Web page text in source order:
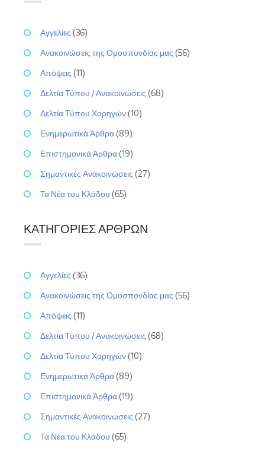
Αγγελίες (36)
Ανακοινώσεις της Ομοσπονδίας μας (56)
Απόψεις (11)
Δελτία Τύπου / Ανακοινώσεις (68)
Δελτία Τύπου Χορηγών (10)
Ενημερωτικά Άρθρα (89)
Επιστημονικά Άρθρα (19)
Σημαντικές Ανακοινώσεις (27)
Τα Νέα του Κλάδου (65)
ΚΑΤΗΓΟΡΊΕΣ ΆΡΘΡΩΝ
Αγγελίες (36)
Ανακοινώσεις της Ομοσπονδίας μας (56)
Απόψεις (11)
Δελτία Τύπου / Ανακοινώσεις (68)
Δελτία Τύπου Χορηγών (10)
Ενημερωτικά Άρθρα (89)
Επιστημονικά Άρθρα (19)
Σημαντικές Ανακοινώσεις (27)
Τα Νέα του Κλάδου (65)